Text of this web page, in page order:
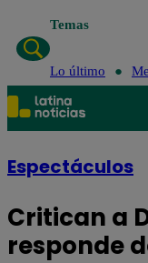
Temas
Lo último
Espectáculos
Critican a
responde